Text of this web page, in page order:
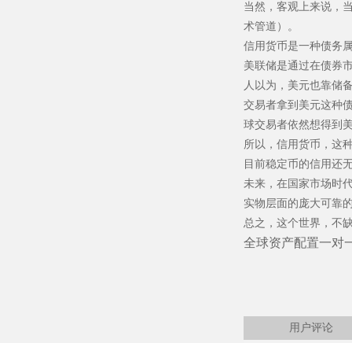
当然，客观上来说，
术管道）。
信用货币是一种债务
美联储是通过在债券
人以为，美元也靠储
交易者拿到美元这种
球交易者依然想得到
所以，信用货币，这
目前稳定币的信用还
未来，在国家市场时
实物层面的庞大可靠
总之，这个世界，不
全球资产配置一对
用户评论